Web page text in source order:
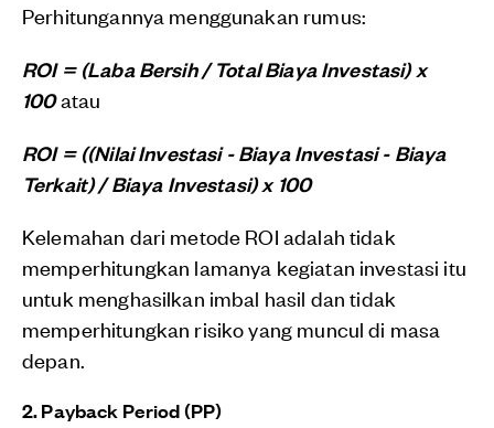
Perhitungannya menggunakan rumus:
ROI = (Laba Bersih / Total Biaya Investasi) x
100atau
ROI = ((Nilai Investasi - Biaya Investasi - Biaya
Terkait) / Biaya Investasi) x 100
Kelemahan dari metode ROI adalah tidak
memperhitungkan lamanya kegiatan investasi itu
untuk menghasilkan imbal hasil dan tidak
memperhitungkan risiko yang muncul di masa
depan.
2. Payback Period (PP)